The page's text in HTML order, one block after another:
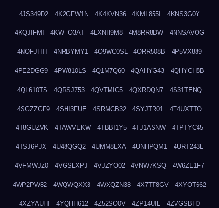
4JS349D2 4K2GFW1N 4K4KVN36 4KML855I 4KNS3G0Y
4KQJIFMI 4KWTO3AT 4LXNH9M8 4M8RR8DW 4NNSAVOG
4NOFJHTI 4NRBYMY1 4O9WC0SL 4ORR508B 4P5VX889
4PE2DGG9 4PW810LS 4Q1M7Q60 4QAHYG43 4QHYCH8B
4QL610TS 4QRSJ753 4QVTMIC5 4QXRDQN7 4S31TENQ
4SGZZGF9 4SHI3FUE 4SRMCB32 4SYJTR01 4T4UXTTO
4T8GUZVK 4TAWVEKW 4TBBI1Y5 4TJ1ASNW 4TPTYC45
4TSJ6PJX 4U48QGQ2 4UMM8LXA 4UNHPQM1 4URT243L
4VFMWJZ0 4VGSLXPJ 4VJZYO02 4VNW7KSQ 4W6ZE1F7
4WP2PW82 4WQWQXX8 4WXQZN38 4X7TT8GV 4XYOT662
4XZYAUHI 4YQHH612 4Z52SO0V 4ZP14UIL 4ZVGSBH0